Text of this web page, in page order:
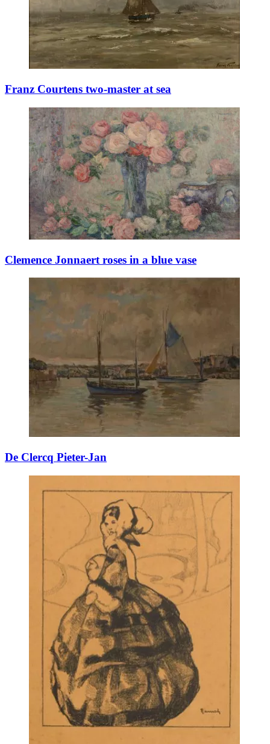
Franz Courtens two-master at sea
Clemence Jonnaert roses in a blue vase
De Clercq Pieter-Jan